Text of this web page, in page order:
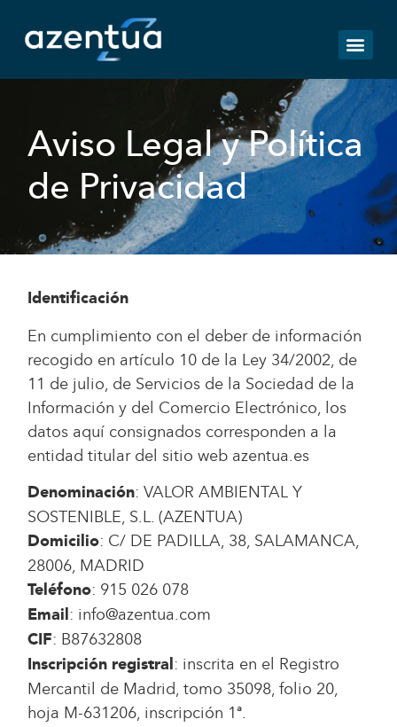
Aviso Legal y Política
de Privacidad
Identificación
En cumplimiento con el deber de información
recogido en artículo 10 de la Ley 34/2002, de
11 de julio, de Servicios de la Sociedad de la
Información y del Comercio Electrónico, los
datos aquí consignados corresponden a la
entidad titular del sitio web azentua.es
Denominación: VALOR AMBIENTAL Y
SOSTENIBLE, S.L. (AZENTUA)
Domicilio: C/ DE PADILLA, 38, SALAMANCA,
28006, MADRID
Teléfono: 915 026 078
Email : info@azentua.com
CIF: B87632808
Inscripción registral : inscrita en el Registro
Mercantil de Madrid, tomo 35098, folio 20,
hoja M-631206, inscripción 1ª.